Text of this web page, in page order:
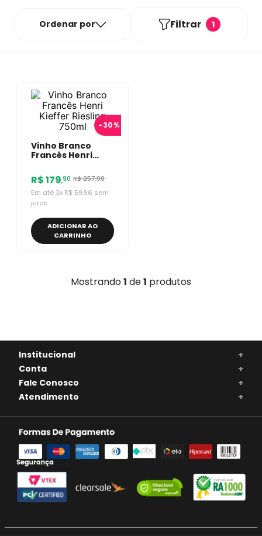
Ordenar por Filtrar 1
-30%
Vinho Branco
Francês Henri
750ml
R$179,90 R$257,90
Em até 3x R$ 59,96 sem
juros
ADICIONAR AO
CARRINHO
Mostrando1 de1 produtos
Institucional
+
Conta
+
Fale Conosco
+
Atendimento
+